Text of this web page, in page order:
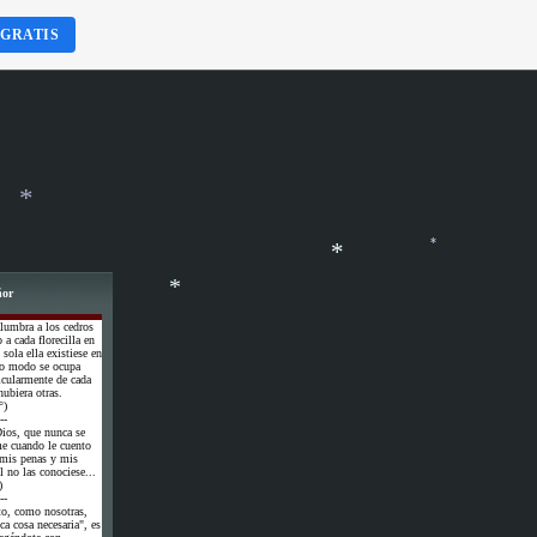
a los cedros
cada florecilla en
ella existiese en
modo se ocupa
de cada
otras.
que nunca se
cuando le cuento
penas y mis
las conociese...
como nosotras,
cosa necesaria", es